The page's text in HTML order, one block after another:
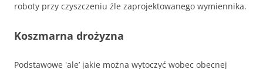
roboty przy czyszczeniu źle zaprojektowanego wymiennika.
Koszmarna drożyzna
Podstawowe 'ale’ jakie można wytoczyć wobec obecnej